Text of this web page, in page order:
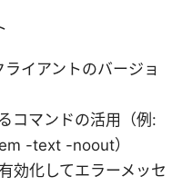
イアントのバージョ
コマンドの活用（例:
-text -noout）
効化してエラーメッセ